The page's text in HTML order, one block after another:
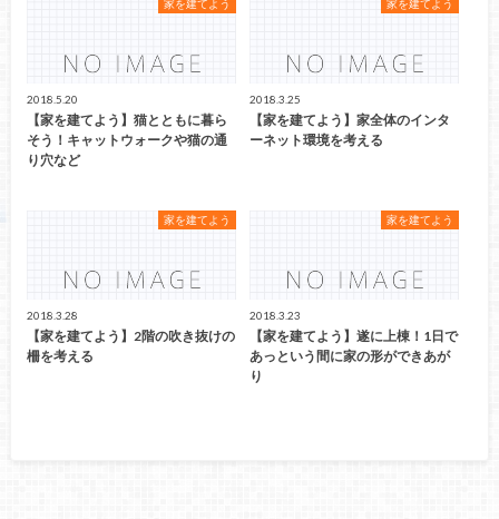
家を建てよう
2018.5.20
【家を建てよう】猫とともに暮ら
そう！キャットウォークや猫の通
り穴など
家を建てよう
2018.3.25
【家を建てよう】家全体のインタ
ーネット環境を考える
家を建てよう
2018.3.28
【家を建てよう】2階の吹き抜けの
柵を考える
家を建てよう
2018.3.23
【家を建てよう】遂に上棟！1日で
あっという間に家の形ができあが
り